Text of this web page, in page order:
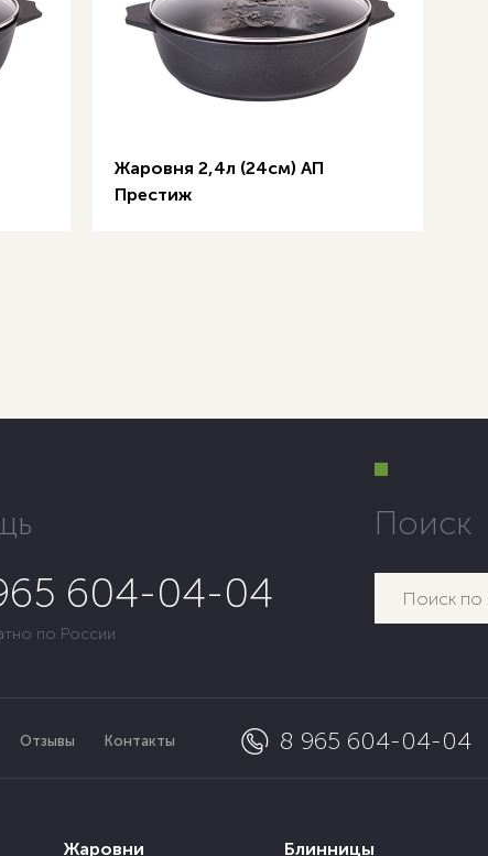
Жаровня 2,4л (24см) АП
Престиж
604-04-04
по России
Поиск
Отзывы Контакты 8 965 604-04-04
Жаровни Блинницы